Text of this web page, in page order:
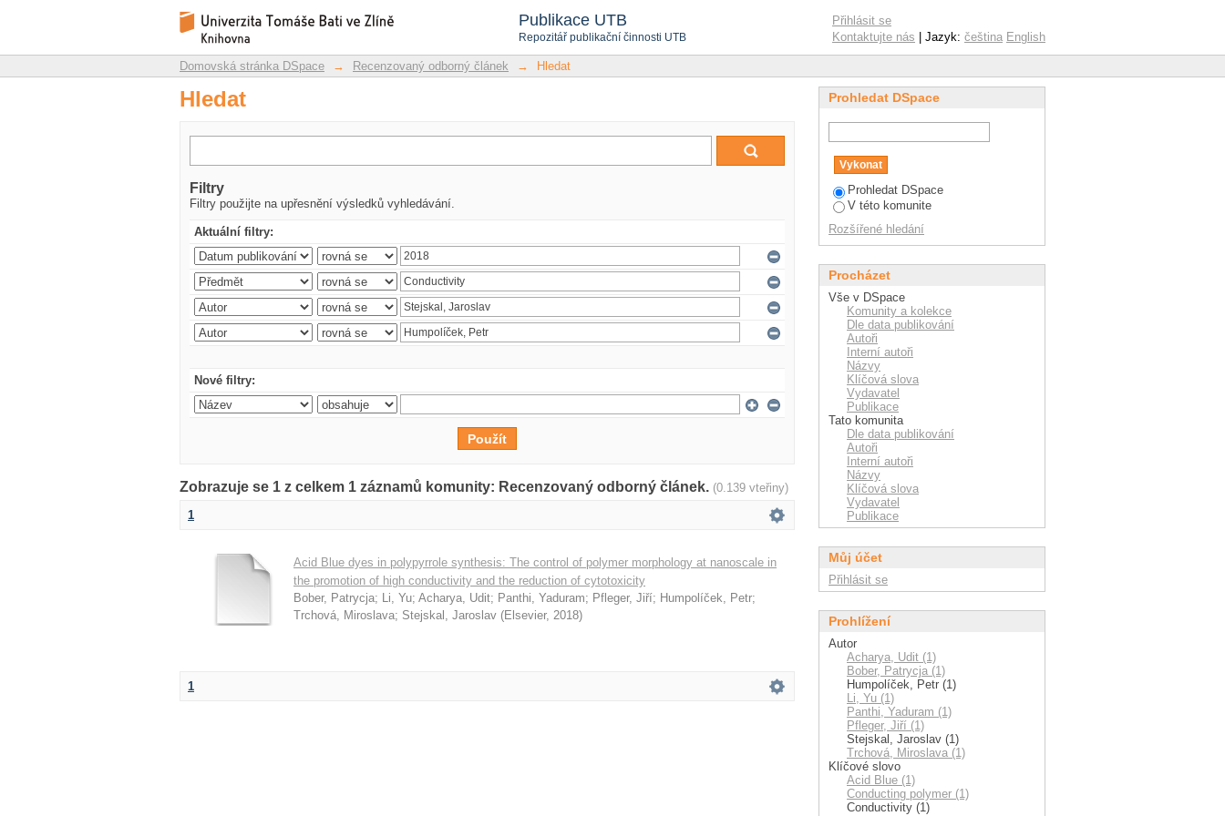
Publikace UTB
Repozitář publikační činnosti UTB
Hledat
Repozitář DSpace/Manakin
Přihlásit se
Kontaktujte nás | Jazyk: čeština English
Domovská stránka DSpace → Recenzovaný odborný článek → Hledat
Hledat
Filtry
Filtry použijte na upřesnění výsledků vyhledávání.
Aktuální filtry:
Nové filtry:
Zobrazuje se 1 z celkem 1 záznamů komunity: Recenzovaný odborný článek. (0.139 vteřiny)
1
Acid Blue dyes in polypyrrole synthesis: The control of polymer morphology at nanoscale in
the promotion of high conductivity and the reduction of cytotoxicity
Bober, Patrycja; Li, Yu; Acharya, Udit; Panthi, Yaduram; Pfleger, Jiří; Humpolíček, Petr;
Trchová, Miroslava; Stejskal, Jaroslav (Elsevier, 2018)
1
Prohledat DSpace
Prohledat DSpace
V této komunite
Rozšířené hledání
Procházet
Vše v DSpace
Komunity a kolekce
Dle data publikování
Autoři
Interní autoři
Názvy
Klíčová slova
Vydavatel
Publikace
Tato komunita
Dle data publikování
Autoři
Interní autoři
Názvy
Klíčová slova
Vydavatel
Publikace
Můj účet
Přihlásit se
Prohlížení
Autor
Acharya, Udit (1)
Bober, Patrycja (1)
Humpolíček, Petr (1)
Li, Yu (1)
Panthi, Yaduram (1)
Pfleger, Jiří (1)
Stejskal, Jaroslav (1)
Trchová, Miroslava (1)
Klíčové slovo
Acid Blue (1)
Conducting polymer (1)
Conductivity (1)